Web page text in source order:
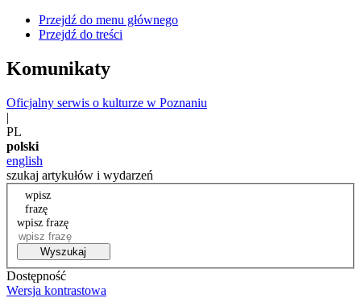
Przejdź do menu głównego
Przejdź do treści
Komunikaty
Oficjalny serwis o kulturze w Poznaniu
|
PL
polski
english
szukaj artykułów i wydarzeń
wpisz
frazę
wpisz frazę
Wyszukaj
Dostępność
Wersja kontrastowa